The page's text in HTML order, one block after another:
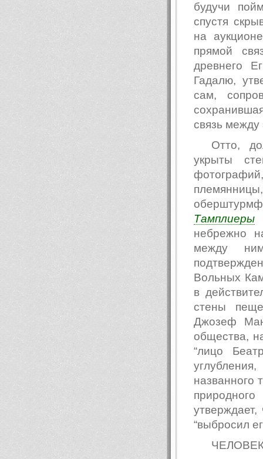
будучи
спустя
на
прямой
древнего
Гадалю,
сам,
связь
Отто,
укрыты
Тамплиеры
небрежно
между
Вольных
в
стены
Джозеф
общества,
“лицо
названного
“выбросил